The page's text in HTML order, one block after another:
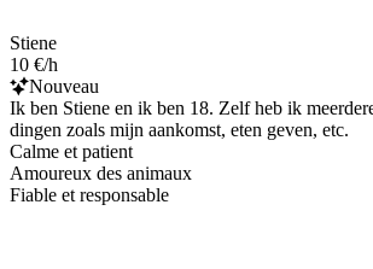
Stiene
10 €/h
Nouveau
Ik ben Stiene en ik ben 18. Zelf heb ik
dingen zoals mijn aankomst, eten geven, etc.
Calme et patient
Amoureux des animaux
Fiable et responsable